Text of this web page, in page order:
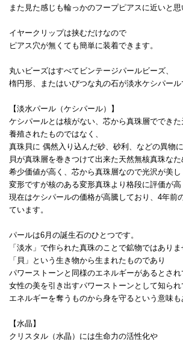
また見た感じも輪っかのフープピアスに近いと思
イヤークリップは挟むだけなので
ピアス穴が無くても簡単に装着できます。
丸いビーズはすべてビンテージパールビーズ、
楕円形、またはいびつな丸の石が淡水ケシパール
【淡水パール（ケシパール）】
ケシパールとは核がない、芯から真珠層でできた
養殖されたものではなく、
真珠貝に 偶然入り込んだ砂、砂利、などの異物に
貝が真珠層を巻きつけて出来た天然無核真珠なた
希少価値が高く、芯から真珠層なので光沢が美し
変形ですが核のある変形真珠より格段に評価が高
現在はケシパールの価格が高騰しており、4年前
ています。
パールは6月の誕生石のひとつです。
「淡水」で作られた真珠のことで鉱物ではありま
「貝」という生き物から生まれたものであり
パワーストーンと同様のエネルギーがあるとされ
女性の美を引き出すパワーストーンとして知られ
エネルギーを奪うものから身を守るという意味も
【水晶】
クリスタル（水晶）には生命力の活性化や